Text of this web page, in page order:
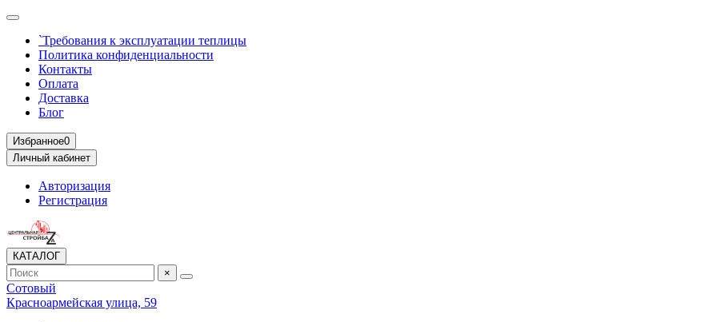
`Требования к эксплуатации теплицы
Политика конфиденциальности
Контакты
Оплата
Доставка
Блог
Избранное0
Личный кабинет
Авторизация
Регистрация
КАТАЛОГ
×
Сотовый
Красноармейская улица, 59